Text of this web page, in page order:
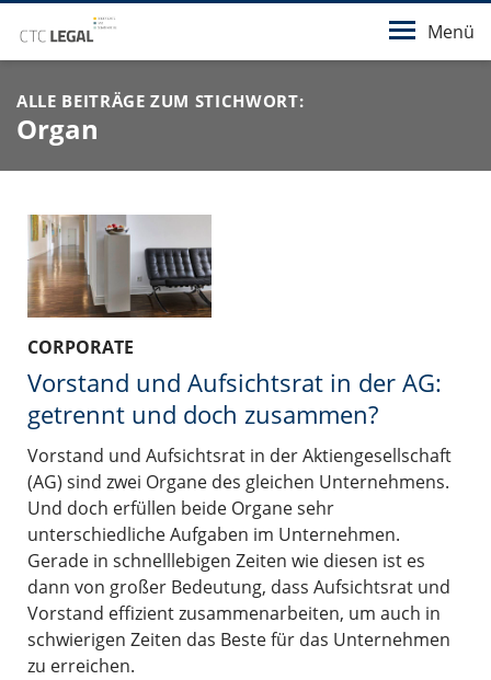
Menü
ALLE BEITRÄGE ZUM STICHWORT:
Organ
CORPORATE
Vorstand und Aufsichtsrat in der AG:
getrennt und doch zusammen?
Vorstand und Aufsichtsrat in der Aktiengesellschaft
(AG) sind zwei Organe des gleichen Unternehmens.
Und doch erfüllen beide Organe sehr
unterschiedliche Aufgaben im Unternehmen.
Gerade in schnelllebigen Zeiten wie diesen ist es
dann von großer Bedeutung, dass Aufsichtsrat und
Vorstand effizient zusammenarbeiten, um auch in
schwierigen Zeiten das Beste für das Unternehmen
zu erreichen.